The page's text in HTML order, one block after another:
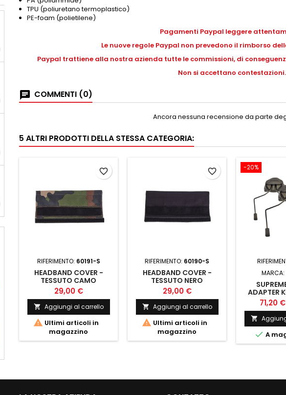
TPU (poliuretano termoplastico)
PE-foam (polietilene)
Pagamenti Paypal leggere
Le nuove regole Paypal non prevedono il rimborso
Paypal trattiene alla nostra azienda tutte le commissioni, di
Non si accettano contestazioni.
COMMENTI (0)
Ancora nessuna recensione da parte
5 ALTRI PRODOTTI DELLA STESSA CATEGORIA:
RIFERIMENTO: 60191-S
HEADBAND COVER -
TESSUTO CAMO
29,00 €
 Aggiungi al carrello
 Ultimi articoli in
magazzino
favorite_border
RIFERIMENTO: 60190-S
HEADBAND COVER -
TESSUTO NERO
29,00 €
 Aggiungi al carrello
 Ultimi articoli in
magazzino
favorite_border -20%
MARCA:
ADAPTER
71,20 €

 A